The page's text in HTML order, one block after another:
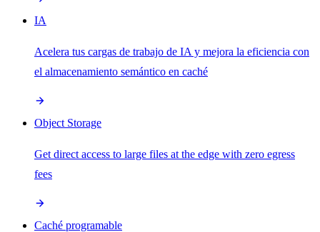
IA
Acelera tus cargas de trabajo de IA y mejora la eficiencia con
el almacenamiento semántico en caché
Object Storage
Get direct access to large files at the edge with zero egress
fees
Caché programable